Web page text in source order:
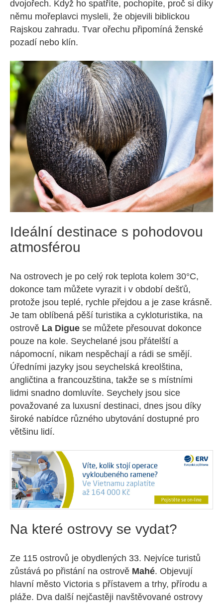
dvojořech. Když ho spatříte, pochopíte, proč si díky
němu mořeplavci mysleli, že objevili biblickou
Rajskou zahradu. Tvar ořechu připomíná ženské
pozadí nebo klín.
Ideální destinace s pohodovou
atmosférou
Na ostrovech je po celý rok teplota kolem 30°C,
dokonce tam můžete vyrazit i v období dešťů,
protože jsou teplé, rychle přejdou a je zase krásně.
Je tam oblíbená pěší turistika a cykloturistika, na
ostrově La Digue se můžete přesouvat dokonce
pouze na kole. Seychelané jsou přátelští a
nápomocní, nikam nespěchají a rádi se smějí.
Úředními jazyky jsou seychelská kreolština,
angličtina a francouzština, takže se s místními
lidmi snadno domluvíte. Seychely jsou sice
považované za luxusní destinaci, dnes jsou díky
široké nabídce různého ubytování dostupné pro
většinu lidí.
Na které ostrovy se vydat?
Ze 115 ostrovů je obydlených 33. Nejvíce turistů
zůstává po přistání na ostrově Mahé. Objevují
hlavní město Victoria s přístavem a trhy, přírodu a
pláže. Dva další nejčastěji navštěvované ostrovy